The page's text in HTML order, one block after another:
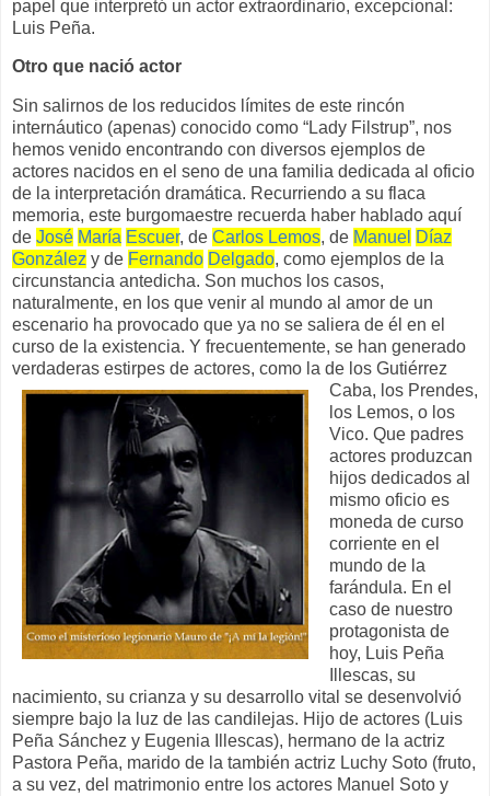
papel que interpretó un actor extraordinario, excepcional:
Luis Peña.
Otro que nació actor
Sin salirnos de los reducidos límites de este rincón
internáutico (apenas) conocido como “Lady Filstrup”, nos
hemos venido encontrando con diversos ejemplos de
actores nacidos en el seno de una familia dedicada al oficio
de la interpretación dramática. Recurriendo a su flaca
memoria, este burgomaestre recuerda haber hablado aquí
de José María Escuer, de Carlos Lemos, de Manuel Díaz
González y de Fernando Delgado, como ejemplos de la
circunstancia antedicha. Son muchos los casos,
naturalmente, en los que venir al mundo al amor de un
escenario ha provocado que ya no se saliera de él en el
curso de la existencia. Y frecuentemente, se han generado
verdaderas estirpes de actores, como la de los Gutiérrez
Caba, los Prendes,
los Lemos, o los
Vico. Que padres
actores produzcan
hijos dedicados al
mismo oficio es
moneda de curso
corriente en el
mundo de la
farándula. En el
caso de nuestro
protagonista de
hoy, Luis Peña
Illescas, su
nacimiento, su crianza y su desarrollo vital se desenvolvió
siempre bajo la luz de las candilejas. Hijo de actores (Luis
Peña Sánchez y Eugenia Illescas), hermano de la actriz
Pastora Peña, marido de la también actriz Luchy Soto (fruto,
a su vez, del matrimonio entre los actores Manuel Soto y